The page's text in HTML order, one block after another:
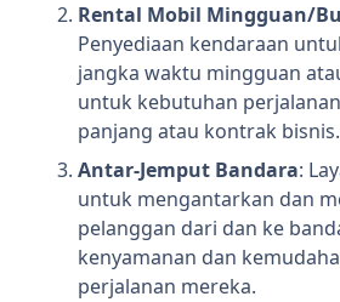
Rental Mobil Mingguan/
Penyediaan kendaraan
jangka waktu mingguan
untuk kebutuhan
panjang atau kontrak bisnis.
Antar-Jemput Bandara:
untuk mengantarkan dan
pelanggan dari dan ke
kenyamanan dan
perjalanan mereka.